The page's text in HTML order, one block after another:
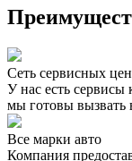
Сеть сервисных
У нас есть сервисы
мы готовы вызвать
Все марки авто
Компания